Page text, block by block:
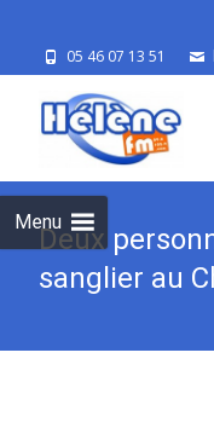
05 46 07 13 51
Menu
Deux
sanglier au